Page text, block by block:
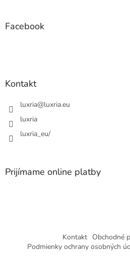
Facebook
Kontakt
luxria@luxria.eu
luxria
luxria_eu/
Prijímame online platby
Kontakt Obchodné
Podmienky ochrany osobných